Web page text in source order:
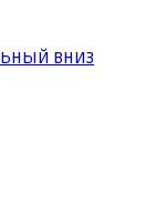
вниз